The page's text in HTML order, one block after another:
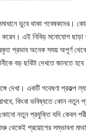
ডুবে থাকা
করেন। এই নিবিড় মনোযোগ
প্রভাব অনেক সময় অপূর্ণ
বড় ছবিটা দেখতে জানতে
দেখা। একটি গবেষণা প্রকল্প
কিংবা ভবিষ্যতে কোন
নতুন প্রযুক্তি যদি কেবল
থেকেই প্রয়োগের সম্ভাবনা